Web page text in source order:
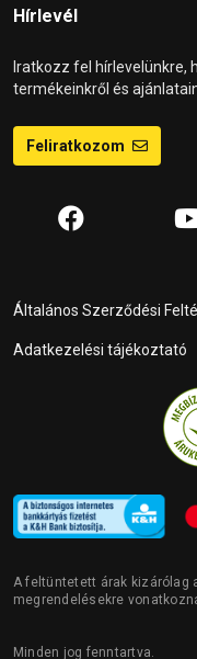
Hírlevél
Iratkozz fel hírlevelünkre,
termékeinkről és
Feliratkozom
Általános Szerződési
Adatkezelési tájékoztató
A feltüntetett árak kizárólag
megrendelésekre
Minden jog fenntartva.